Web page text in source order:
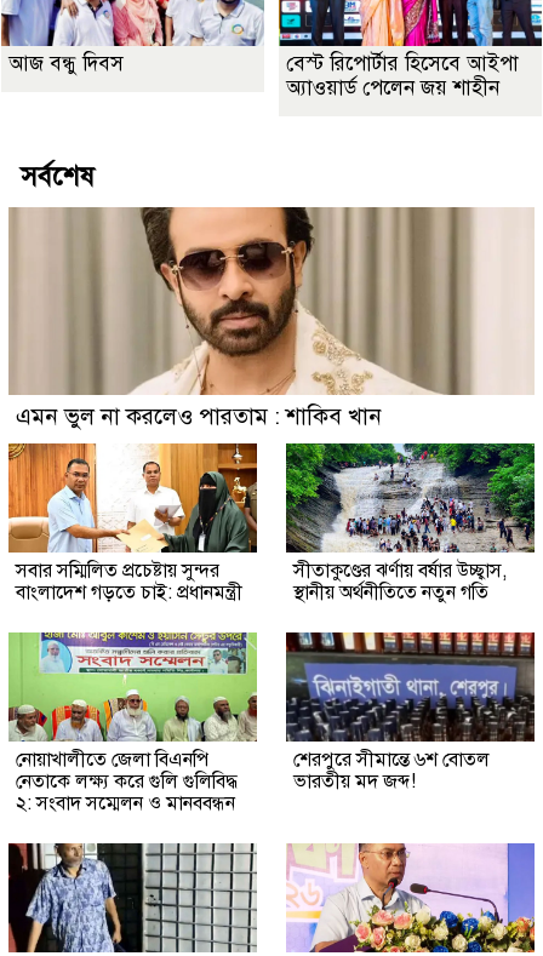
আজ বন্ধু দিবস
বেস্ট রিপোর্টার হিসেবে আইপা
অ্যাওয়ার্ড পেলেন জয় শাহীন
সর্বশেষ
এমন ভুল না করলেও পারতাম : শাকিব খান
সবার সম্মিলিত প্রচেষ্টায় সুন্দর
বাংলাদেশ গড়তে চাই: প্রধানমন্ত্রী
সীতাকুণ্ডের ঝর্ণায় বর্ষার উচ্ছ্বাস,
স্থানীয় অর্থনীতিতে নতুন গতি
নোয়াখালীতে জেলা বিএনপি
নেতাকে লক্ষ্য করে গুলি গুলিবিদ্ধ
২: সংবাদ সম্মেলন ও মানববন্ধন
শেরপুরে সীমান্তে ৬শ বোতল
ভারতীয় মদ জব্দ!